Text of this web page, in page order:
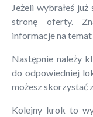
Jeżeli wybrałeś
stronę oferty.
informacje na
Następnie należy
do odpowiedniej
możesz skorzystać
Kolejny krok to